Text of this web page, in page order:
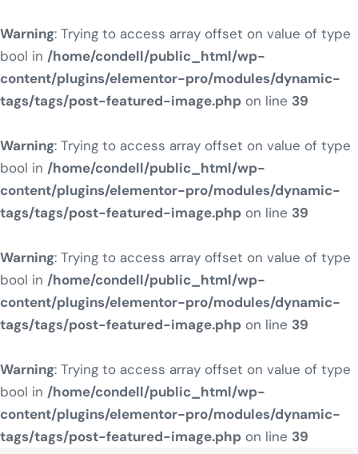
Warning: Trying to access array offset on value of type
bool in /home/condell/public_html/wp-
content/plugins/elementor-pro/modules/dynamic-
tags/tags/post-featured-image.php on line 39
Warning: Trying to access array offset on value of type
bool in /home/condell/public_html/wp-
content/plugins/elementor-pro/modules/dynamic-
tags/tags/post-featured-image.php on line 39
Warning: Trying to access array offset on value of type
bool in /home/condell/public_html/wp-
content/plugins/elementor-pro/modules/dynamic-
tags/tags/post-featured-image.php on line 39
Warning: Trying to access array offset on value of type
bool in /home/condell/public_html/wp-
content/plugins/elementor-pro/modules/dynamic-
tags/tags/post-featured-image.php on line 39